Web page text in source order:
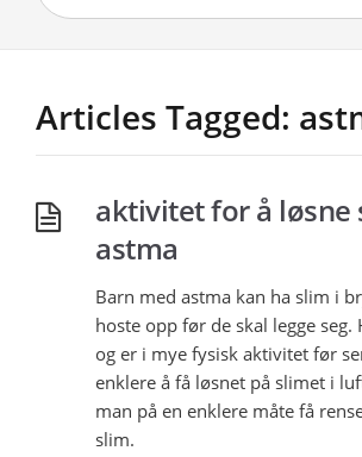
Articles Tagged:
aktivitet for å løsne
astma
Barn med astma kan ha slim i
hoste opp før de skal legge seg.
og er i mye fysisk aktivitet før
enklere å få løsnet på slimet i
man på en enklere måte få
slim.